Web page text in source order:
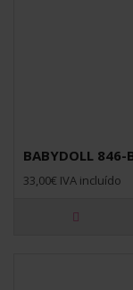
BABYDOLL 846-
33,00€ IVA incluído